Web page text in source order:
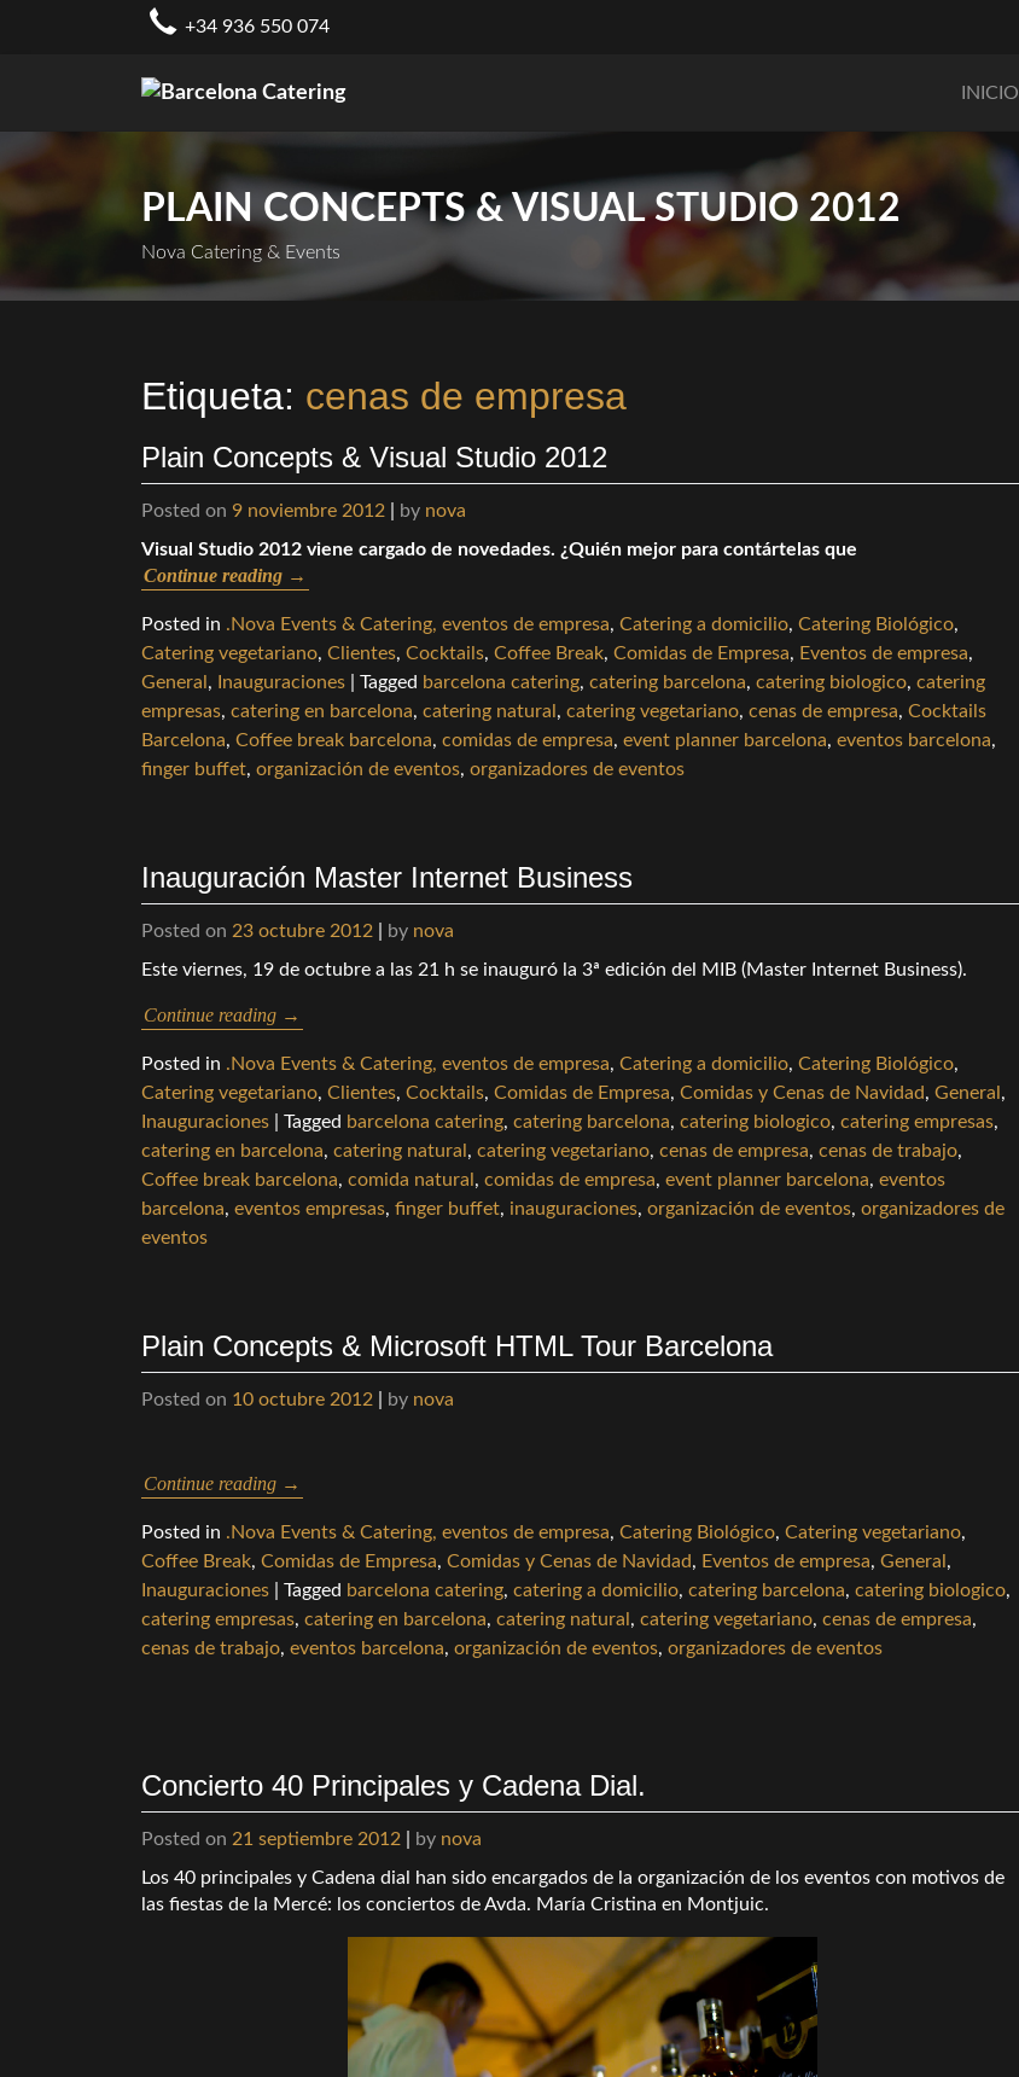
+34 936 550 074
INICIO
PLAIN CONCEPTS & VISUAL STUDIO 2012
Nova Catering & Events
Etiqueta: cenas de empresa
Plain Concepts & Visual Studio 2012
Posted on 9 noviembre 2012 by nova
Visual Studio 2012 viene cargado de novedades. ¿Quién mejor para contártelas que
Continue reading →
Posted in .Nova Events & Catering, eventos de empresa, Catering a domicilio, Catering Biológico,
Catering vegetariano, Clientes, Cocktails, Coffee Break, Comidas de Empresa, Eventos de empresa,
General , Inauguraciones Tagged barcelona catering, catering barcelona, catering biologico, catering
empresas, catering en barcelona, catering natural , catering vegetariano, cenas de empresa, Cocktails
Barcelona, Coffee break barcelona, comidas de empresa, event planner barcelona, eventos barcelona,
finger buffet, organización de eventos, organizadores de eventos
Inauguración Master Internet Business
Posted on 23 octubre 2012 by nova
Este viernes, 19 de octubre a las 21 h se inauguró la 3ª edición del MIB (Master Internet Business).
Continue reading →
Posted in .Nova Events & Catering, eventos de empresa, Catering a domicilio, Catering Biológico,
Catering vegetariano, Clientes, Cocktails, Comidas de Empresa, Comidas y Cenas de Navidad, General ,
Inauguraciones
Tagged barcelona catering, catering barcelona, catering biologico, catering empresas,
catering en barcelona, catering natural , catering vegetariano, cenas de empresa, cenas de trabajo,
Coffee break barcelona, comida natural , comidas de empresa, event planner barcelona, eventos
barcelona, eventos empresas, finger buffet, inauguraciones, organización de eventos, organizadores de
eventos
Plain Concepts & Microsoft HTML Tour Barcelona
Posted on 10 octubre 2012 by nova
Continue reading →
Posted in .Nova Events & Catering, eventos de empresa, Catering Biológico, Catering vegetariano,
Coffee Break, Comidas de Empresa, Comidas y Cenas de Navidad, Eventos de empresa, General ,
Inauguraciones
Tagged barcelona catering, catering a domicilio, catering barcelona, catering biologico,
catering empresas, catering en barcelona, catering natural , catering vegetariano, cenas de empresa,
cenas de trabajo, eventos barcelona, organización de eventos, organizadores de eventos
Concierto 40 Principales y Cadena Dial.
Posted on 21 septiembre 2012 by nova
Los 40 principales y Cadena dial han sido encargados de la organización de los eventos con motivos de
las fiestas de la Mercé: los conciertos de Avda. María Cristina en Montjuic.